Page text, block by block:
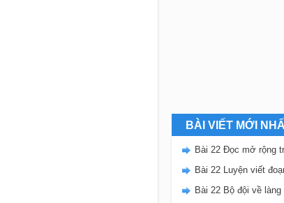
BÀI VIẾT MỚI